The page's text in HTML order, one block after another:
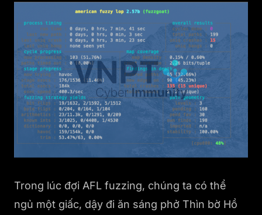
Trong lúc đợi AFL fuzzing, chúng ta có thể
ngủ một giấc, dậy đi ăn sáng phở Thìn bờ Hồ